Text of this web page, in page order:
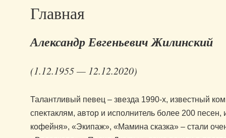
Главная
Александр Евгеньевич Жилинский
(1.12.1955 — 12.12.2020)
Талантливый певец – звезда 1990-х, известный
спектаклям, автор и исполнитель более 200
кофейня», «Экипаж», «Мамина сказка» – стали